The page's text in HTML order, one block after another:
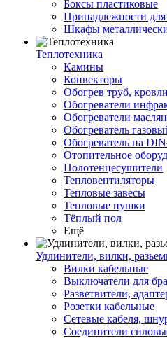
Боксы пластиковые
Принадлежности
Шкафы
Теплотехника
Камины
Конвекторы
Обогрев труб,
Обогреватели
Обогреватели
Обогреватель
Обогреватель на
Отопительное
Полотенцесушители
Тепловентиляторы
Тепловые завесы
Тепловые пушки
Тёплый пол
Ещё
Удлинители, вилки,
Вилки кабельные
Выключатели для бра
Разветвители,
Розетки кабельные
Сетевые кабеля,
Соединители